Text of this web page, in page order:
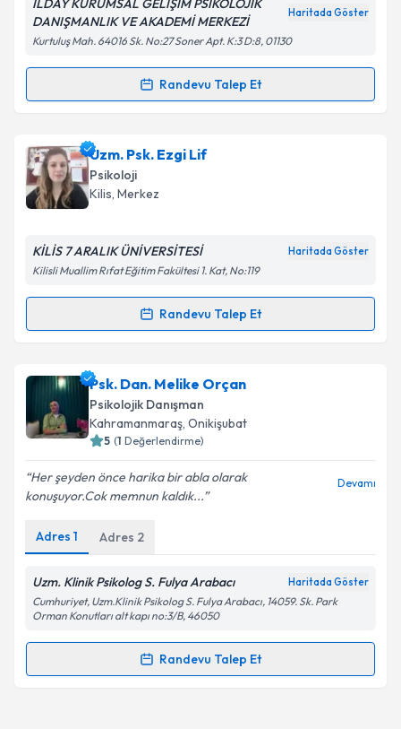
İLDAY KURUMSAL GELİŞİM PSİKOLOJİK
DANIŞMANLIK VE AKADEMİ MERKEZİ
Haritada Göster
Kurtuluş Mah. 64016 Sk. No:27 Soner Apt. K:3 D:8, 01130
Randevu Talep Et
Randevu Takvimi Talebi
Uzm. Psk. Dan. İlkay Yıldız
talebi oluşturun. Size bu uzmandan randevu almanız
için bir takvim hazırlandığında e-posta ile
bilgilendireceğiz.
E-posta Adresiniz
Kişisel verilerimin işlenmesine ilişkinAydınlatma
kapsamda işlenmesini kabul ediyorum.
Takvim Talebini Gönder
Uzm. Psk. Ezgi Lif
Psikoloji
Kilis, Merkez
KİLİS 7 ARALIK ÜNİVERSİTESİ Haritada Göster
Kilisli Muallim Rıfat Eğitim Fakültesi 1. Kat, No:119
Randevu Talep Et
Randevu Takvimi Talebi
Uzm. Psk. Ezgi Lifiçin randevu takvimi talebi
oluşturun. Size bu uzmandan randevu almanız için bir
takvim hazırlandığında e-posta ile bilgilendireceğiz.
Kişisel verilerimin işlenmesine ilişkin
Metni'ni okudum ve kişisel verilerimin belirtilen
kapsamda işlenmesini kabul ediyorum.
Psk. Dan. Melike Orçan
Psikolojik Danışman
Kahramanmaraş, Onikişubat
5 (1 Değerlendirme)
Her şeyden önce harika bir abla olarak
konuşuyor.Cok memnun kaldık...
Devamı
Adres 1 Adres 2
Uzm. Klinik Psikolog S. Fulya Arabacı Haritada Göster
Cumhuriyet, Uzm.Klinik Psikolog S. Fulya Arabacı, 14059. Sk. Park
Orman Konutları alt kapı no:3/B, 46050
Randevu Talep Et
Randevu Takvimi Talebi